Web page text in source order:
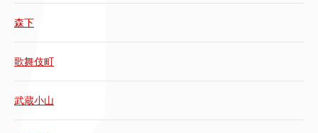
森下
歌舞伎町
武蔵小山